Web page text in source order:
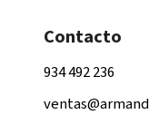
Contacto
934 492 236